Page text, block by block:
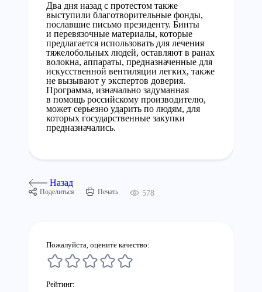
Два дня назад с протестом также
выступили благотворительные фонды,
пославшие письмо президенту. Бинты
и перевязочные материалы, которые
предлагается использовать для лечения
тяжелобольных людей, оставляют в ранах
волокна, аппараты, предназначенные для
искусственной вентиляции легких, также
не вызывают у экспертов доверия.
Программа, изначально задуманная
в помощь российскому производителю,
может серьезно ударить по людям, для
которых государственные закупки
предназначались.
Назад
Поделиться Печать 578
Пожалуйста, оцените качество:
Рейтинг: